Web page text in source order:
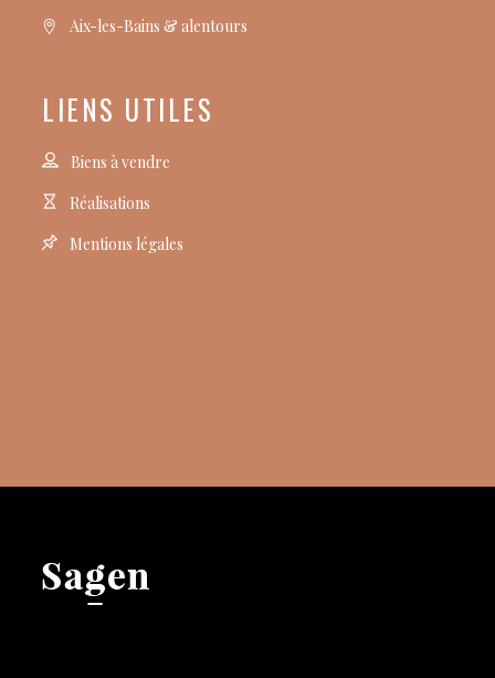
Aix-les-Bains & alentours
LIENS UTILES
Biens à vendre
Réalisations
Mentions légales